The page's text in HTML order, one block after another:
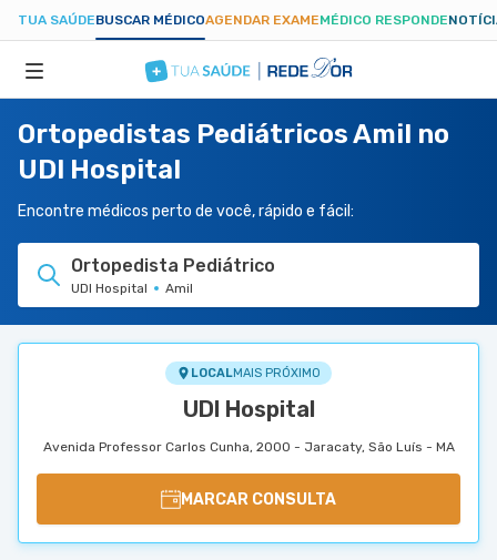
TUA SAÚDEBUSCAR MÉDICOAGENDAR EXAMEMÉDICO RESPONDE
ESPECIALIDADES
HOSPITAIS
TUASAUDE.COM
Ortopedistas Pediátricos Amil no
UDI Hospital
Encontre médicos perto de você, rápido e fácil:
Ortopedista Pediátrico
UDI Hospital Amil
LOCALMAIS PRÓXIMO
UDI Hospital
Avenida Professor Carlos Cunha, 2000 - Jaracaty, São Luís - MA
MARCAR CONSULTA